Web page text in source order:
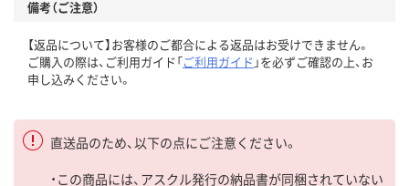
備考（ご注意）
【返品について】お客様のご都合による返品はお受けできません。
ご購入の際は、ご利用ガイド「ご利用ガイド 」を必ずご確認の上、お
申し込みください。
直送品のため、以下の点にご注意ください。
・この商品には、アスクル発行の納品書が同梱されていない